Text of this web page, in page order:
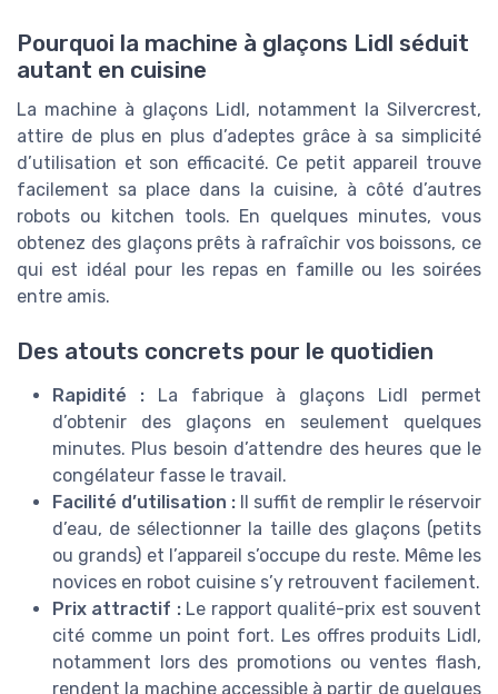
Pourquoi la machine à glaçons Lidl séduit
autant en cuisine
La machine à glaçons Lidl, notamment la Silvercrest,
attire de plus en plus d’adeptes grâce à sa simplicité
d’utilisation et son efficacité. Ce petit appareil trouve
facilement sa place dans la cuisine, à côté d’autres
robots ou kitchen tools. En quelques minutes, vous
obtenez des glaçons prêts à rafraîchir vos boissons, ce
qui est idéal pour les repas en famille ou les soirées
entre amis.
Des atouts concrets pour le quotidien
Rapidité :La fabrique à glaçons Lidl permet
d’obtenir des glaçons en seulement quelques
minutes. Plus besoin d’attendre des heures que le
congélateur fasse le travail.
Facilité d’utilisation : Il suffit de remplir le réservoir
d’eau, de sélectionner la taille des glaçons (petits
ou grands) et l’appareil s’occupe du reste. Même les
novices en robot cuisine s’y retrouvent facilement.
Prix attractif :Le rapport qualité-prix est souvent
cité comme un point fort. Les offres produits Lidl,
notamment lors des promotions ou ventes flash,
rendent la machine accessible à partir de quelques